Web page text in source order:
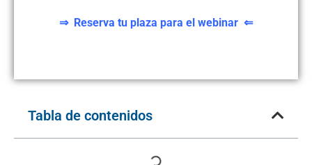
⇒ Reserva tu plaza para el webinar ⇐
Tabla de contenidos